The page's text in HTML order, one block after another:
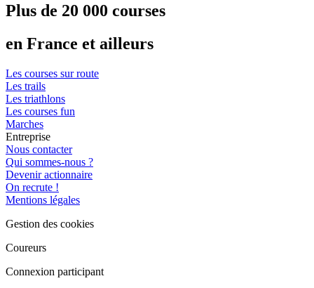
Plus de 20 000 courses
en France et ailleurs
Les courses sur route
Les trails
Les triathlons
Les courses fun
Marches
Entreprise
Nous contacter
Qui sommes-nous ?
Devenir actionnaire
On recrute !
Mentions légales
Gestion des cookies
Coureurs
Connexion participant